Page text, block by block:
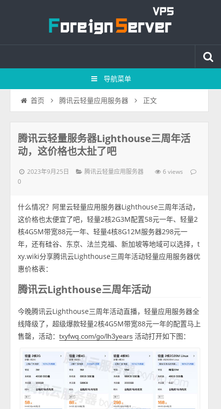
导航菜单
首页 腾讯云轻量应用服务器 正文
腾讯云轻量服务器Lighthouse三周年活
动，这价格也太扯了吧
2023年9月25日 腾讯云轻量应用服务器 6 views
0
什么情况？阿里云轻量应用服务器Lighthouse三周年活动，
这价格也太便宜了吧，轻量2核2G3M配置58元一年、轻量2
核4G5M带宽88元一年、轻量4核8G12M服务器298元一
年，还有硅谷、东京、法兰克福、新加坡等地域可以选择，t
xy.wiki分享腾讯云Lighthouse三周年活动轻量应用服务器优
惠价格表：
腾讯云Lighthouse三周年活动
今晚腾讯云Lighthouse三周年活动直播，轻量应用服务器全
线降级了，超级爆款轻量2核4G5M带宽88元一年的配置马上
售罄，活动：txyfwq.com/go/lh3years 活动打开如下图：